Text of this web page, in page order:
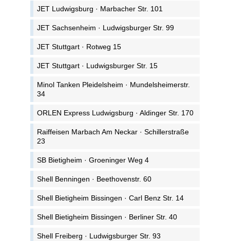
JET Ludwigsburg · Marbacher Str. 101
JET Sachsenheim · Ludwigsburger Str. 99
JET Stuttgart · Rotweg 15
JET Stuttgart · Ludwigsburger Str. 15
Minol Tanken Pleidelsheim · Mundelsheimerstr.
34
ORLEN Express Ludwigsburg · Aldinger Str. 170
Raiffeisen Marbach Am Neckar · Schillerstraße
23
SB Bietigheim · Groeninger Weg 4
Shell Benningen · Beethovenstr. 60
Shell Bietigheim Bissingen · Carl Benz Str. 14
Shell Bietigheim Bissingen · Berliner Str. 40
Shell Freiberg · Ludwigsburger Str. 93